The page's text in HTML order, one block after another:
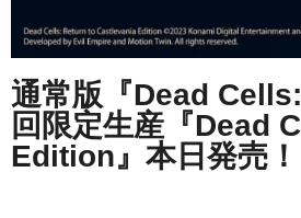
通常版『Dead
回限定生産『Dead
Edition』本日発売！